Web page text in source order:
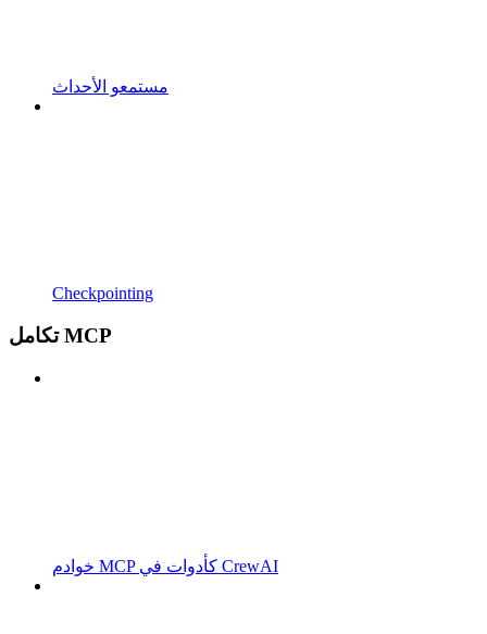
مستمعو الأحداث
Checkpointing
تكامل MCP
خوادم MCP كأدوات في CrewAI